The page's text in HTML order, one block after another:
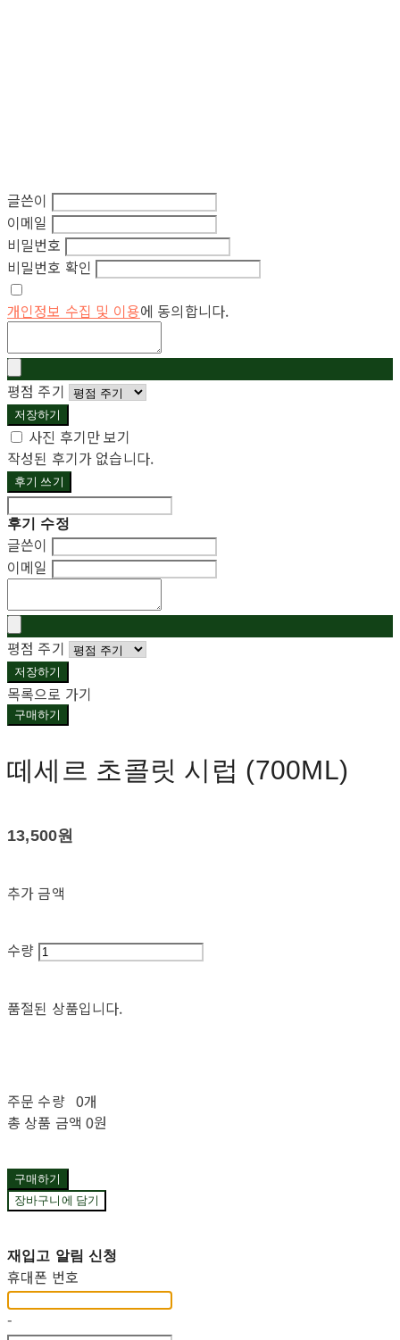
글쓴이
이메일
비밀번호
비밀번호 확인
개인정보 수집 및 이용에 동의합니다.
평점 주기
저장하기
사진 후기만 보기
작성된 후기가 없습니다.
후기 쓰기
후기 수정
글쓴이
이메일
평점 주기
저장하기
목록으로 가기
구매하기
떼세르 초콜릿 시럽 (700ML)
13,500원
추가 금액
수량
품절된 상품입니다.
주문 수량 0개
총 상품 금액 0원
구매하기
장바구니에 담기
재입고 알림 신청
휴대폰 번호
-